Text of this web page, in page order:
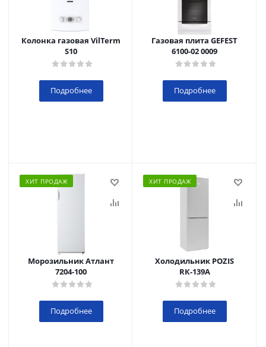
Колонка газовая VilTerm
S10
Подробнее
Газовая плита GEFEST
6100-02 0009
Подробнее
ХИТ ПРОДАЖ
Морозильник Атлант
7204-100
Подробнее
ХИТ ПРОДАЖ
Холодильник POZIS
RК-139А
Подробнее